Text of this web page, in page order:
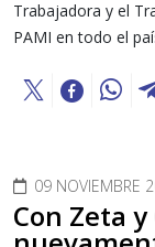
Trabajadora y el
PAMI en todo el
09 NOVIEMBRE
Con Zeta